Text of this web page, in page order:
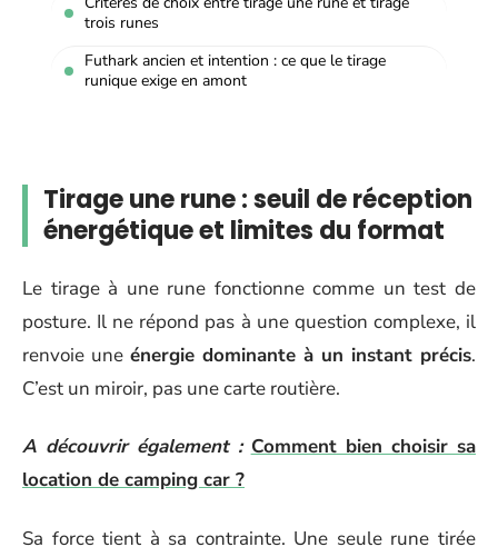
trois runes
Futhark ancien et intention : ce que le tirage
runique exige en amont
Tirage une rune : seuil de réception
énergétique et limites du format
Le tirage à une rune fonctionne comme un test de
posture. Il ne répond pas à une question complexe, il
renvoie une énergie dominante à un instant précis.
C’est un miroir, pas une carte routière.
A découvrir également : Comment bien choisir sa
location de camping car ?
Sa force tient à sa contrainte. Une seule rune tirée